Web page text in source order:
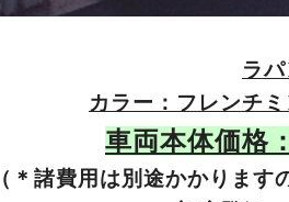
ラ
カラー：フレンチ
車両本体価格
（＊諸費用は別途かかります